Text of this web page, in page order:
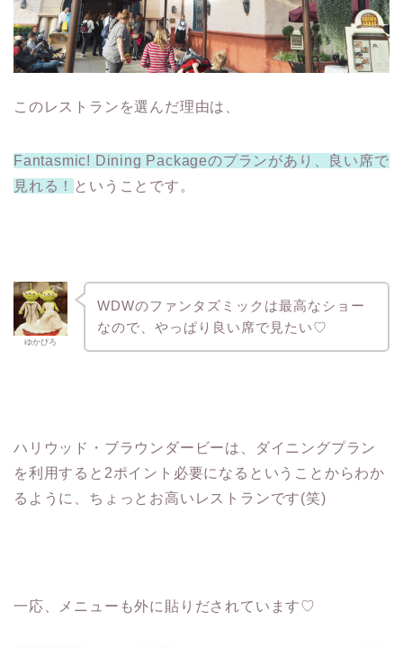
このレストランを選んだ理由は、
Fantasmic! Dining Packageのプランがあり、良い席で
見れる！
ということです。
ゆかぴろ
WDWのファンタズミックは最高なショー
なので、やっぱり良い席で見たい♡
ハリウッド・ブラウンダービーは、ダイニングプラン
を利用すると2ポイント必要になるということからわか
るように、ちょっとお高いレストランです(笑)
一応、メニューも外に貼りだされています♡